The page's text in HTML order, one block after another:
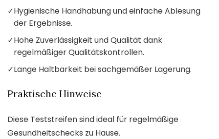
✓Hygienische Handhabung und einfache Ablesung
der Ergebnisse.
✓Hohe Zuverlässigkeit und Qualität dank
regelmäßiger Qualitätskontrollen.
✓Lange Haltbarkeit bei sachgemäßer Lagerung.
Praktische Hinweise
Diese Teststreifen sind ideal für regelmäßige
Gesundheitschecks zu Hause.